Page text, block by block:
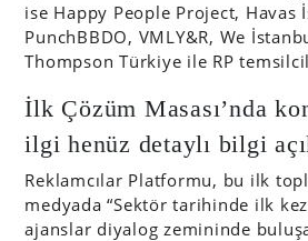
ise Happy People Project, Havas
PunchBBDO, VMLY&R, We
Thompson Türkiye ile RP
İlk Çözüm Masası’nda
ilgi henüz detaylı bilgi
Reklamcılar Platformu, bu ilk
medyada “Sektör tarihinde ilk
ajanslar diyalog zemininde